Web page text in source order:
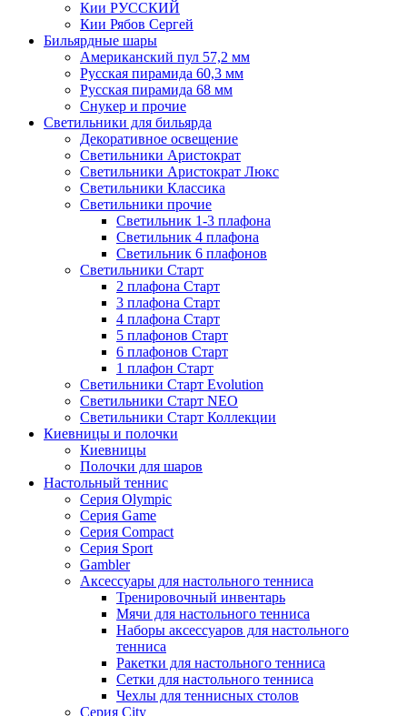
Кии РУССКИЙ
Кии Рябов Сергей
Бильярдные шары
Американский пул 57,2 мм
Русская пирамида 60,3 мм
Русская пирамида 68 мм
Снукер и прочие
Светильники для бильярда
Декоративное освещение
Светильники Аристократ
Светильники Аристократ Люкс
Светильники Классика
Светильники прочие
Светильник 1-3 плафона
Светильник 4 плафона
Светильник 6 плафонов
Светильники Старт
2 плафона Старт
3 плафона Старт
4 плафона Старт
5 плафонов Старт
6 плафонов Старт
1 плафон Старт
Светильники Старт Evolution
Светильники Старт NEO
Светильники Старт Коллекции
Киевницы и полочки
Киевницы
Полочки для шаров
Настольный теннис
Серия Olympic
Серия Game
Серия Compact
Серия Sport
Gambler
Аксессуары для настольного тенниса
Тренировочный инвентарь
Мячи для настольного тенниса
Наборы аксессуаров для настольного
тенниса
Ракетки для настольного тенниса
Сетки для настольного тенниса
Чехлы для теннисных столов
Серия City